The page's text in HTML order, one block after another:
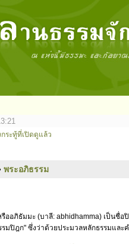
ระทู้ที่เปิดดูแล้ว
พระอภิธรรม
รืออภิธัมมะ (บาลี: abhidhamma) เป็น
มปิฎก" ซึ่งว่าด้วยประมวลหลักธรรมแล